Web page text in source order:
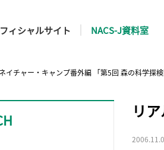
ィシャルサイト NACS-J資料室
イチャー・キャンプ番外編 「第5回 森の科学探検
リ